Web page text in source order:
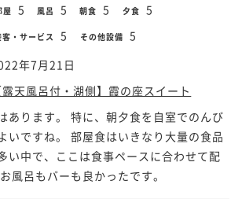
屋 5 風呂 5 朝食 5 夕食 5
客・サービス 5 その他設備 5
年7月21日
露天風呂付・湖側】霞の座スイート
あります。 特に、朝夕食を自室でのんび
いですね。 部屋食はいきなり大量の食品
い中で、ここは食事ペースに合わせて配
風呂もバーも良かったです。